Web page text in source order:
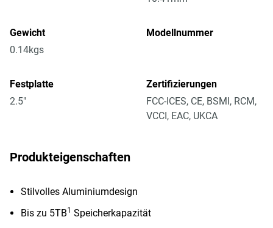
Gewicht
0.14kgs
Modellnummer
Festplatte
2.5"
Zertifizierungen
FCC-ICES, CE, BSMI, RCM,
VCCI, EAC, UKCA
Produkteigenschaften
Stilvolles Aluminiumdesign
Bis zu 5TB1 Speicherkapazität